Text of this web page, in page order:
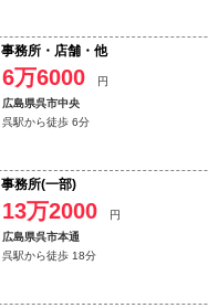
事務所・店舗・他
6万6000
円
広島県呉市中央
呉駅から徒歩 6分
事務所(一部)
13万2000
円
広島県呉市本通
呉駅から徒歩 18分